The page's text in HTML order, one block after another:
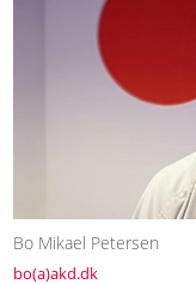
Bo Mikael Petersen
bo(a)akd.dk